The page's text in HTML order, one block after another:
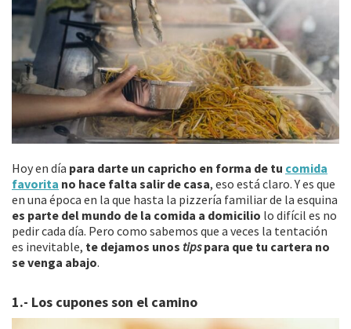
Hoy en día para darte un capricho en forma de tu comida
favorita no hace falta salir de casa, eso está claro. Y es que
en una época en la que hasta la pizzería familiar de la esquina
es parte del mundo de la comida a domicilio lo difícil es no
pedir cada día. Pero como sabemos que a veces la tentación
es inevitable, te dejamos unos tipspara que tu cartera no
se venga abajo.
1.- Los cupones son el camino